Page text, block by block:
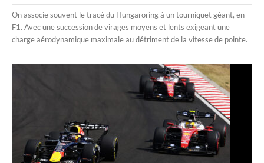
On associe souvent le tracé du Hungaroring à un tourniquet géant, en
F1. Avec une succession de virages moyens et lents exigeant une
charge aérodynamique maximale au détriment de la vitesse de pointe.